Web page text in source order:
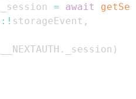
_session = await
: ! storageEvent ,
__NEXTAUTH . _session )